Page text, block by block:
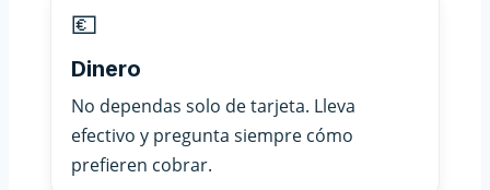
💶
Dinero
No dependas solo de tarjeta. Lleva
efectivo y pregunta siempre cómo
prefieren cobrar.